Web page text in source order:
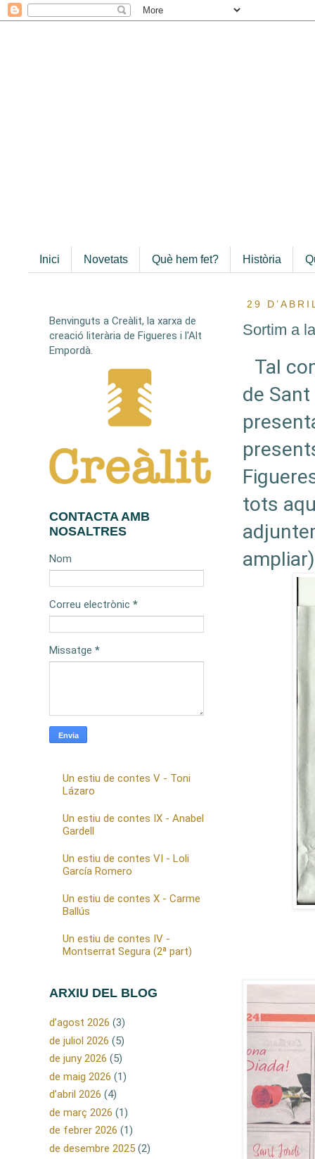
Inici Novetats Què hem fet? Història
29
Sortim a
Tal
de
tots
ampliar)
Benvinguts a Creàlit, la xarxa de
creació literària de Figueres i l'Alt
Empordà.
CONTACTA AMB
NOSALTRES
Nom
Correu electrònic *
Missatge *
Un estiu de contes V - Toni
Lázaro
Un estiu de contes IX - Anabel
Gardell
Un estiu de contes VI - Loli
García Romero
Un estiu de contes X - Carme
Ballús
Un estiu de contes IV -
Montserrat Segura (2ª part)
ARXIU DEL BLOG
d’agost 2026 (3)
de juliol 2026 (5)
de juny 2026 (5)
de maig 2026 (1)
d’abril 2026 (4)
de març 2026 (1)
de febrer 2026 (1)
de desembre 2025 (2)